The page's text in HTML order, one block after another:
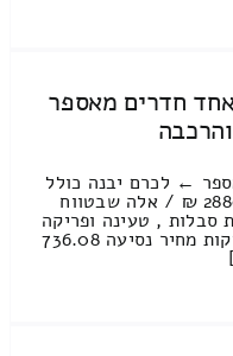
חדרים מאספר
← לכרם יבנה כולל
פירוק והרכבה מחיר מחירון: 2880.84 ₪ / אלה שבטווח
2700 ₪ עבודות סבלות , טעינה ופריקה
: 1282.85 ₪ / זמן : 1 שעות 10 דקות מחיר נסיעה 736.08